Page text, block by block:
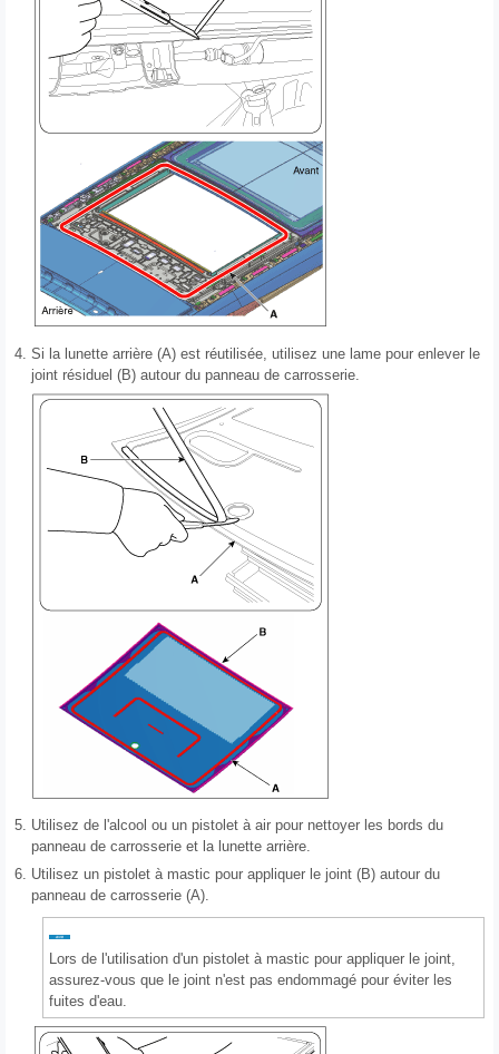
4. Si la lunette arrière (A) est réutilisée, utilisez une lame pour enlever le
joint résiduel (B) autour du panneau de carrosserie.
5. Utilisez de l'alcool ou un pistolet à air pour nettoyer les bords du
panneau de carrosserie et la lunette arrière.
6. Utilisez un pistolet à mastic pour appliquer le joint (B) autour du
panneau de carrosserie (A).
Lors de l'utilisation d'un pistolet à mastic pour appliquer le joint,
assurez-vous que le joint n'est pas endommagé pour éviter les
fuites d'eau.